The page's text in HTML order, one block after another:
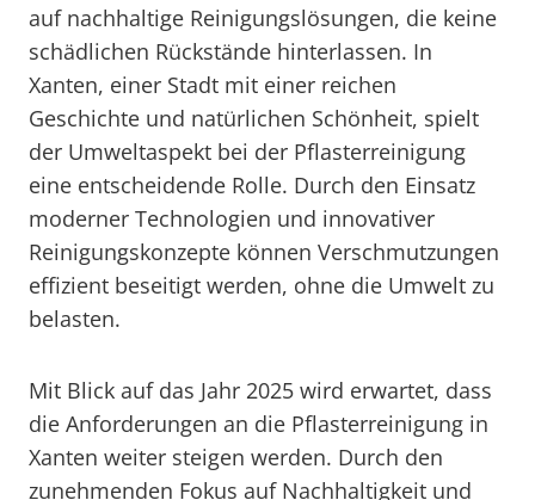
auf nachhaltige Reinigungslösungen, die keine
schädlichen Rückstände hinterlassen. In
Xanten, einer Stadt mit einer reichen
Geschichte und natürlichen Schönheit, spielt
der Umweltaspekt bei der Pflasterreinigung
eine entscheidende Rolle. Durch den Einsatz
moderner Technologien und innovativer
Reinigungskonzepte können Verschmutzungen
effizient beseitigt werden, ohne die Umwelt zu
belasten.
Mit Blick auf das Jahr 2025 wird erwartet, dass
die Anforderungen an die Pflasterreinigung in
Xanten weiter steigen werden. Durch den
zunehmenden Fokus auf Nachhaltigkeit und